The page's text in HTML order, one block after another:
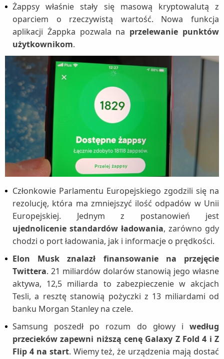
Żappsy właśnie stały się masową kryptowalutą z
oparciem o rzeczywistą wartość. Nowa funkcja
aplikacji Żappka pozwala na przelewanie punktów
użytkownikom.
Członkowie Parlamentu Europejskiego zgodzili się na
rezolucję, która ma zmniejszyć ilość odpadów w Unii
Europejskiej. Jednym z postanowień jest
ujednolicenie standardów ładowania, zarówno gdy
chodzi o port ładowania, jak i informacje o prędkości.
Elon Musk znalazł finansowanie na przejęcie
Twittera. 21 miliardów dolarów stanowią jego własne
aktywa, 12,5 miliarda to zabezpieczenie w akcjach
Tesli, a resztę stanowią pożyczki z 13 miliardami od
banku Morgan Stanley na czele.
Samsung poszedł po rozum do głowy i według
przecieków zapewni niższą cenę Galaxy Z Fold 4 i Z
Flip 4 na start. Wiemy też, że urządzenia mają dostać